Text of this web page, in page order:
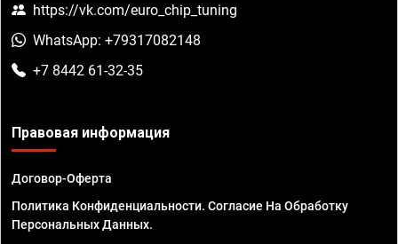
https://vk.com/euro_chip_tuning
WhatsApp: +79317082148
+7 8442 61-32-35
Правовая информация
Договор-Оферта
Политика Конфиденциальности. Согласие На Обработку
Персональных Данных.